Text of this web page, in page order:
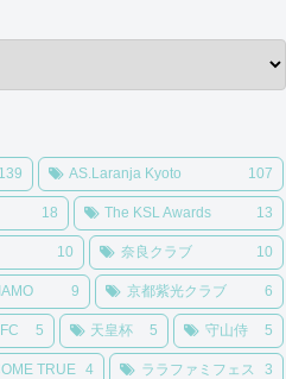
139 AS.Laranja Kyoto 107
18 The KSL Awards 13
10 奈良クラブ 10
9 京都紫光クラブ 6
5 天皇杯 5 守山侍 5
TRUE 4 ララファミフェス 3